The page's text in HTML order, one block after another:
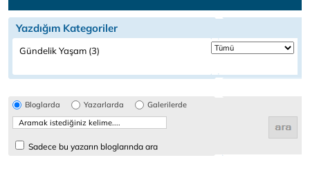
Yazdığım Kategoriler
Gündelik Yaşam (3)
Bloglarda Yazarlarda Galerilerde
Sadece bu yazarın bloglarında ara